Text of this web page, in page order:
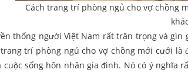
Cách trang trí phòng ngủ cho vợ chồng
thống người Việt Nam rất trân trọng và
trí phòng ngủ cho vợ chồng mới cưới
cuộc sống hôn nhân gia đình. Nó có ý nghĩa